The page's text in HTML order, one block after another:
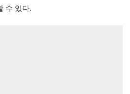
수 있다.